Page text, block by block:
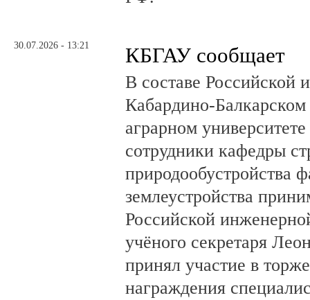
30.07.2026 - 13:21 КБГАУ сообщает
В составе Российской
Кабардино-Балкарском
аграрном
сотрудники кафедры
природообустройства
землеустройства
Российской
учёного секретаря
принял участие в
награждения